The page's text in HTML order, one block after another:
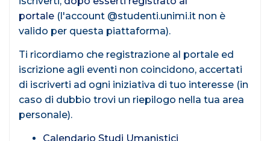
portale (l'account @studenti.unimi.it non è
valido per questa piattaforma).
Ti ricordiamo che registrazione al portale ed
iscrizione agli eventi non coincidono, accertati
di iscriverti ad ogni iniziativa di tuo interesse (in
caso di dubbio trovi un riepilogo nella tua area
personale).
Calendario Studi Umanistici